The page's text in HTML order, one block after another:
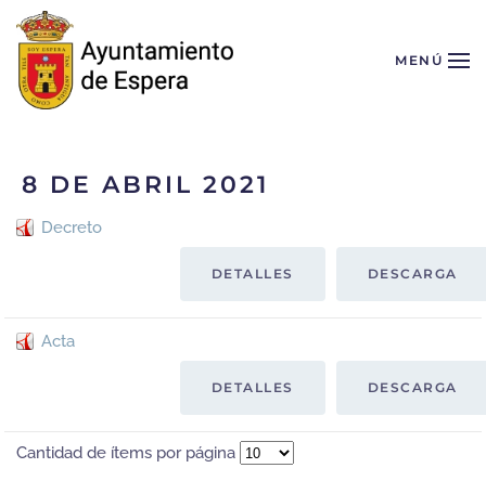
Skip to main content MENÚ
8 DE ABRIL 2021
Decreto
DESCARGA
DETALLES
Acta
DESCARGA
DETALLES
Cantidad de ítems por página